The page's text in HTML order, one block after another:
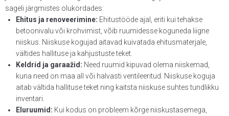
sageli järgmistes olukordades:
Ehitus ja renoveerimine: Ehitustööde ajal, eriti kui tehakse
betoonivalu või krohvimist, võib ruumidesse koguneda liigne
niiskus. Niiskuse kogujad aitavad kuivatada ehitusmaterjale,
vältides hallituse ja kahjustuste teket.
Keldrid ja garaažid: Need ruumid kipuvad olema niiskemad,
kuna need on maa all või halvasti ventileeritud. Niiskuse koguja
aitab vältida hallituse teket ning kaitsta niiskuse suhtes tundlikku
inventari.
Eluruumid: Kui kodus on probleem kõrge niiskustasemega,